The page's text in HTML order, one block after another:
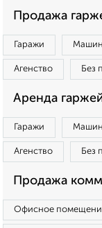
Продажа
Гаражи
Агенство Без
Аренда
Гаражи
Агенство Без
Продажа
Офисное